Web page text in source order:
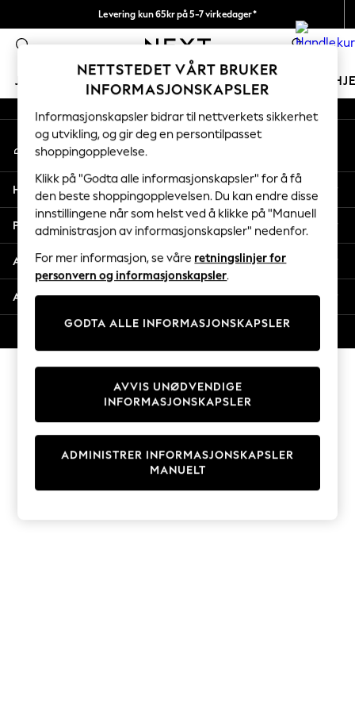
Levering kun 65kr på 5-7 virkedager*
Vi betaler alle tollavgifter 0
JENTER GUTTER BABY KVINNER
GIRLS
New In
50 - 92cm
98 - 110cm
116 - 134cm
140 - 174cm
Trending: Top & Short Sets
Trending: Clogs
Toy Story
THE SET
Coats & Jackets
Sweatshirts & Hoodies
Knitwear
Cardigans
Dresses
Sets & Outfits
T-Shirts
An error occurred on client
Våre sosiale nettverk
Min konto
Logg inn på kontoen din
Hjelp
Personvern & Juridisk
Avdelinger
Andre tjenester
NETTSTEDET VÅRT BRUKER
INFORMASJONSKAPSLER
Informasjonskapsler bidrar til nettverkets sikkerhet
og utvikling, og gir deg en persontilpasset
shoppingopplevelse.
Klikk på "Godta alle informasjonskapsler" for å få
den beste shoppingopplevelsen. Du kan endre disse
innstillingene når som helst ved å klikke på "Manuell
administrasjon av informasjonskapsler" nedenfor.
For mer informasjon, se våre retningslinjer for
personvern og informasjonskapsler.
GODTA ALLE INFORMASJONSKAPSLER
ADMINISTRER INFORMASJONSKAPSLER
MANUELT
AVVIS UNØDVENDIGE
INFORMASJONSKAPSLER